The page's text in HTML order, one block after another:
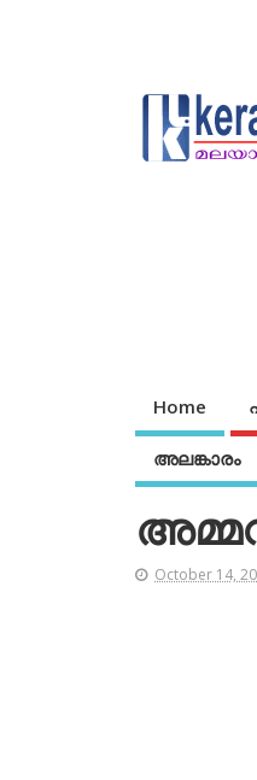
Home
അലങ്കാരം
October 14,